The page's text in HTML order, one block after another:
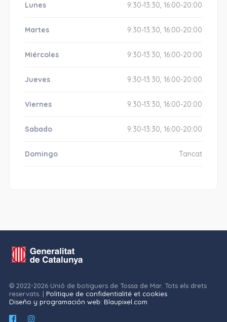
Lunes 9:30-13:30, 16:00-20:00
Martes 9:30-13:30, 16:00-20:00
Miércoles 9:30-13:30, 16:00-20:00
Jueves 9:30-13:30, 16:00-20:00
Viernes 9:30-13:30, 16:00-20:00
Sabado 9:30-13:30, 16:00-20:00
Domingo Tancat
© 2022-2026 Unió de botiguers de Tossa de Mar. Tots els drets
reservats. | Politique de confidentialité et cookies
Diseño y programación web: Blaupixel.com